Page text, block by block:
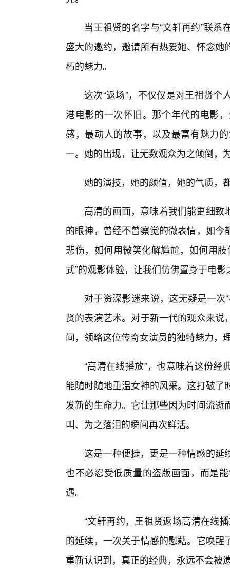
当王祖贤的名字与“文轩再约”联
盛大的邀约，邀请所有热爱她、怀念
朽的魅力。
这次“返场”，不仅仅是对王祖贤
港电影的一次怀旧。那个年代的电影
感，最动人的故事，以及最富有魅力
一。她的出现，让无数观众为之倾倒，
她的演技，她的颜值，她的气质，
高清的画面，意味着我们能更细
的眼神，曾经不曾察觉的微表情，如
悲伤，如何用微笑化解尴尬，如何用
式”的观影体验，让我们仿佛置身于电
对于资深影迷来说，这无疑是一次
贤的表演艺术。对于新一代的观众来
间，领略这位传奇女演员的独特魅力，
“高清在线播放”，也意味着这份
能随时随地重温女神的风采。这打破
发新的生命力。它让那些因为时间流
叫、为之落泪的瞬间再次鲜活。
这是一种便捷，更是一种情感的延
也不必忍受低质量的盗版画面，而是
遇。
“文轩再约，王祖贤返场高清在线
的延续，一次关于情感的慰藉。它唤
重新认识到，真正的经典，永远不会被